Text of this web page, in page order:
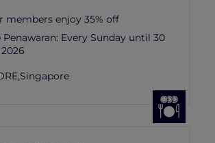
members enjoy 35% off
Every Sunday until 30
Singapore